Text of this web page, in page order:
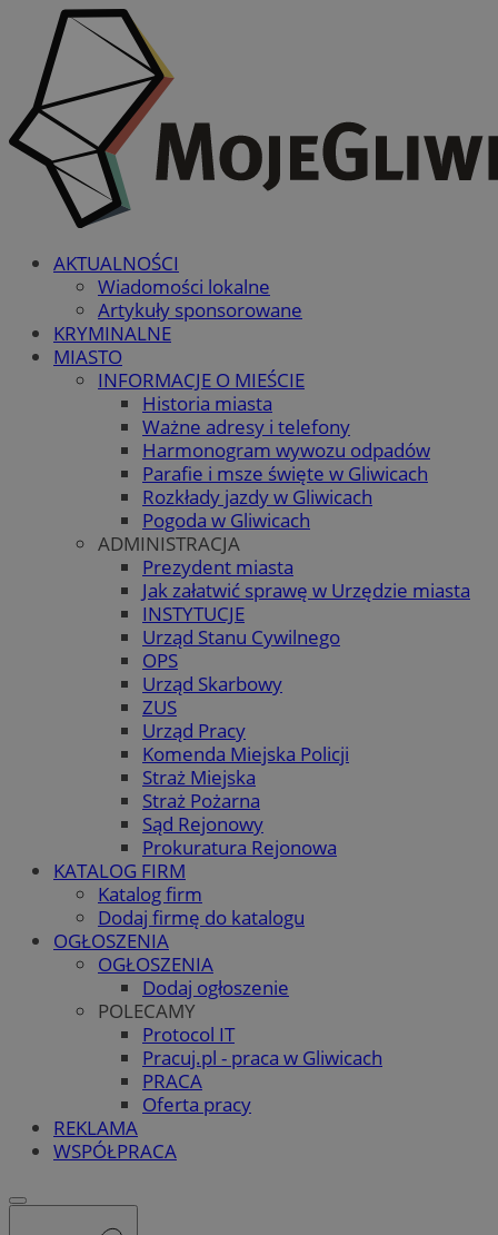
AKTUALNOŚCI
Wiadomości lokalne
Artykuły sponsorowane
KRYMINALNE
MIASTO
INFORMACJE O MIEŚCIE
Historia miasta
Ważne adresy i telefony
Harmonogram wywozu odpadów
Parafie i msze święte w Gliwicach
Rozkłady jazdy w Gliwicach
Pogoda w Gliwicach
ADMINISTRACJA
Prezydent miasta
Jak załatwić sprawę w Urzędzie miasta
INSTYTUCJE
Urząd Stanu Cywilnego
OPS
Urząd Skarbowy
ZUS
Urząd Pracy
Komenda Miejska Policji
Straż Miejska
Straż Pożarna
Sąd Rejonowy
Prokuratura Rejonowa
KATALOG FIRM
Katalog firm
Dodaj firmę do katalogu
OGŁOSZENIA
OGŁOSZENIA
Dodaj ogłoszenie
POLECAMY
Protocol IT
Pracuj.pl - praca w Gliwicach
PRACA
Oferta pracy
REKLAMA
WSPÓŁPRACA